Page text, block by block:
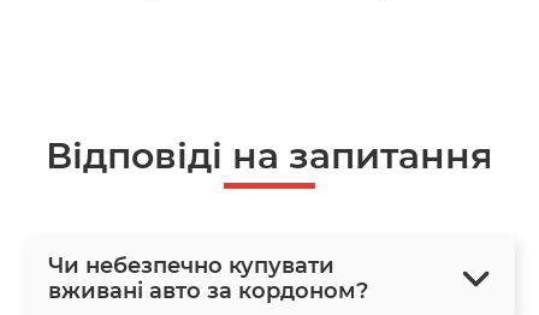
Відповіді на запитання
Чи небезпечно купувати
вживані авто за кордоном?